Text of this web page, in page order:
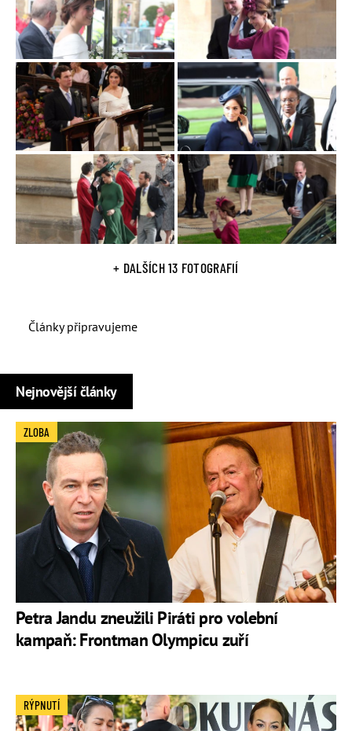
+ DALŠÍCH 13 FOTOGRAFIÍ
Články připravujeme
Nejnovější články
Petra Jandu zneužili Piráti pro volební
kampaň: Frontman Olympicu zuří
ZLOBA
RÝPNUTÍ